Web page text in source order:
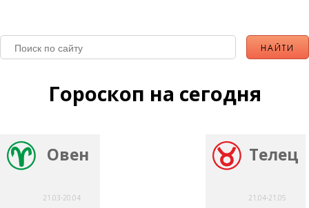
Гороскоп на сегодня
Овен
21.03-20.04
Телец
21.04-21.05